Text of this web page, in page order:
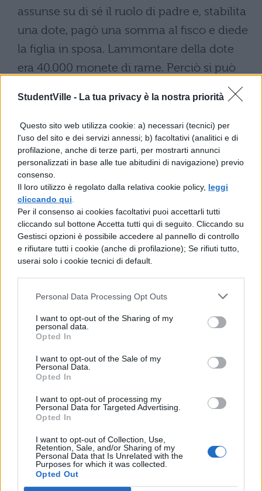
StudentVille - La tua privacy è la nostra priorità
Questo sito web utilizza cookie: a) necessari (tecnici) per
l'uso del sito e dei servizi annessi; b) facoltativi (analitici e di
profilazione, anche di terze parti, per mostrarti annunci
personalizzati in base alle tue abitudini di navigazione) previo
consenso.
Il loro utilizzo è regolato dalla relativa cookie policy, leggi
cliccando qui
Per il consenso ai cookies facoltativi puoi accettarli tutti
cliccando sul bottone Accetta tutti qui di seguito. Cliccando su
Gestisci opzioni è possibile accedere al pannello di controllo
e rifiutare tutti i cookie (anche di profilazione); Se rifiuti tutto,
userai solo i cookie tecnici di default.
Personal Data Processing Opt Outs
I want to opt-out of the Sharing of my
personal data.
Opted In
I want to opt-out of the Sale of my
Personal Data.
Opted In
I want to opt-out of processing my
Personal Data for Targeted Advertising.
Opted In
I want to opt-out of Collection, Use,
Retention, Sale, and/or Sharing of my
Personal Data that Is Unrelated with the
Purposes for which it was collected.
Opted Out
assunse su di sé il ruolo di padre e, stabilita
una dote, pagò una somma al fisco e diede
la figlia in sposa. Lammontare della dote
era 40.000 monete di rame. Perciò si può
conoscere non soltanto la generosità dei
senatori, ma anche la misura degli antichi
patrimoni. Tanto grandi, infatti, furono i
patrimoni al punto che Tuccia, la figlia di
Cesone, pare avere portato al marito
unaltissima dote di 10.000 monete di rame,
e Megullia, poiché entrò nella casa del
marito con 50.000 monete, ricevette il
soprannome di Dotata. Il senato si attribuì il
ruolo paterno anche per le figlie di Fabrizio
leredità del padre, ad eccezione della ricca
registrare come dovuto.
TI POTREBBE INTERESSARE
LETTERATURA LATINA
La Commedia di Plauto